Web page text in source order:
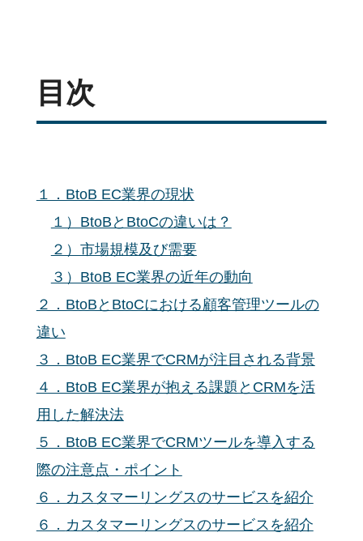
目次
１．BtoB EC業界の現状
１）BtoBとBtoCの違いは？
２）市場規模及び需要
３）BtoB EC業界の近年の動向
２．BtoBとBtoCにおける顧客管理ツールの
違い
３．BtoB EC業界でCRMが注目される背景
４．BtoB EC業界が抱える課題とCRMを活
用した解決法
５．BtoB EC業界でCRMツールを導入する
際の注意点・ポイント
６．カスタマーリングスのサービスを紹介
６． カスタマーリングスのサービスを紹介